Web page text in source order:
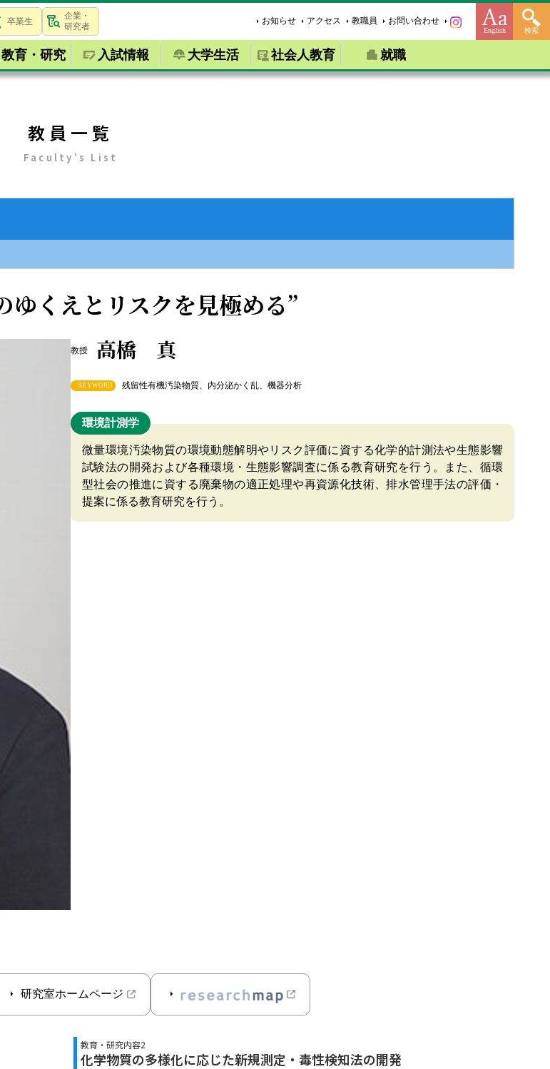
卒業生
企業・
研究者
お知らせ アクセス 教職員 お問い合わせ
English 検索
教育・研究 入試情報 大学生活 社会人教育 就職
教員一覧
Faculty's List
ゆくえとリスクを見極める
教授 高橋 真
KEYWORD 残留性有機汚染物質、内分泌かく乱、機器分析
環境計測学
微量環境汚染物質の環境動態解明やリスク評価に資する化学的計測法や生態影響
試験法の開発および各種環境・生態影響調査に係る教育研究を行う。また、循環
型社会の推進に資する廃棄物の適正処理や再資源化技術、排水管理手法の評価・
提案に係る教育研究を行う。
研究室ホームページ
教育・研究内容2
化学物質の多様化に応じた新規測定・毒性検知法の開発